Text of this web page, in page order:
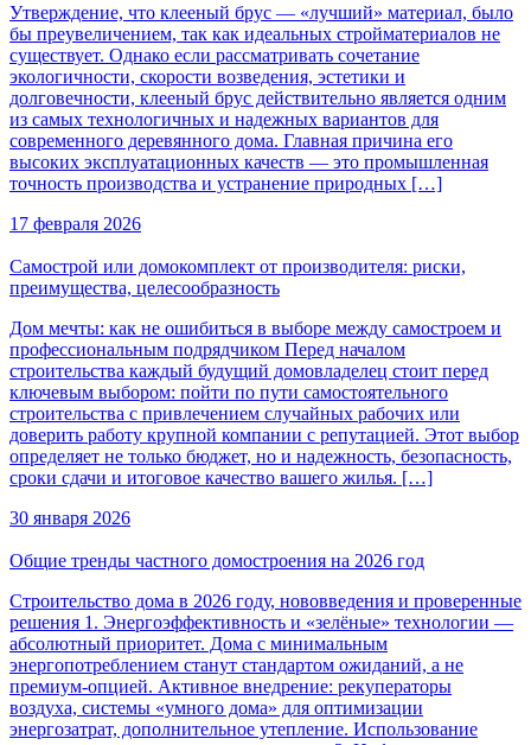
Утверждение, что клееный брус — «лучший» материал, было
бы преувеличением, так как идеальных стройматериалов не
существует. Однако если рассматривать сочетание
экологичности, скорости возведения, эстетики и
долговечности, клееный брус действительно является одним
из самых технологичных и надежных вариантов для
современного деревянного дома. Главная причина его
высоких эксплуатационных качеств — это промышленная
точность производства и устранение природных […]
17 февраля 2026
Самострой или домокомплект от производителя: риски,
преимущества, целесообразность
Дом мечты: как не ошибиться в выборе между самостроем и
профессиональным подрядчиком Перед началом
строительства каждый будущий домовладелец стоит перед
ключевым выбором: пойти по пути самостоятельного
строительства с привлечением случайных рабочих или
доверить работу крупной компании с репутацией. Этот выбор
определяет не только бюджет, но и надежность, безопасность,
сроки сдачи и итоговое качество вашего жилья. […]
30 января 2026
Общие тренды частного домостроения на 2026 год
Строительство дома в 2026 году, нововведения и проверенные
решения 1. Энергоэффективность и «зелёные» технологии —
абсолютный приоритет. Дома с минимальным
энергопотреблением станут стандартом ожиданий, а не
премиум-опцией. Активное внедрение: рекуператоры
воздуха, системы «умного дома» для оптимизации
энергозатрат, дополнительное утепление. Использование